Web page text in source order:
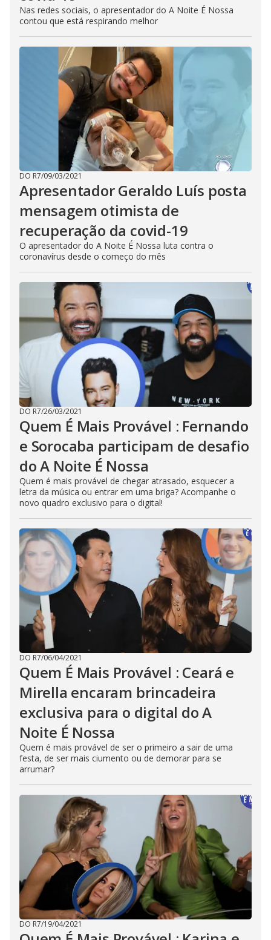
Nas redes sociais, o apresentador do A Noite É Nossa
contou que está respirando melhor
DO R7/09/03/2021
Apresentador Geraldo Luís posta
mensagem otimista de
recuperação da covid-19
O apresentador do A Noite É Nossa luta contra o
coronavírus desde o começo do mês
DO R7/26/03/2021
Quem É Mais Provável : Fernando
e Sorocaba participam de desafio
do A Noite É Nossa
Quem é mais provável de chegar atrasado, esquecer a
letra da música ou entrar em uma briga? Acompanhe o
novo quadro exclusivo para o digital!
DO R7/06/04/2021
Quem É Mais Provável : Ceará e
Mirella encaram brincadeira
exclusiva para o digital do A
Noite É Nossa
Quem é mais provável de ser o primeiro a sair de uma
festa, de ser mais ciumento ou de demorar para se
arrumar?
DO R7/19/04/2021